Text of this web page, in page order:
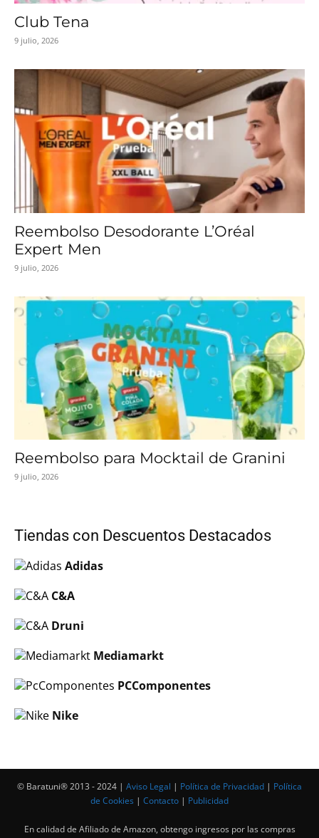
Club Tena
9 julio, 2026
Reembolso Desodorante L’Oréal
Expert Men
9 julio, 2026
Reembolso para Mocktail de Granini
9 julio, 2026
Tiendas con Descuentos Destacados
Adidas
C&A
Druni
Mediamarkt
PCComponentes
Nike
© Baratuni®‎ 2013 - 2024 | Aviso Legal | Política de Privacidad | Política
de Cookies | Contacto | Publicidad
En calidad de Afiliado de Amazon, obtengo ingresos por las compras